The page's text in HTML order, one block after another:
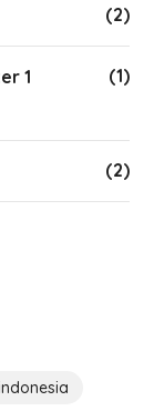
(2)
1
(1)
(2)